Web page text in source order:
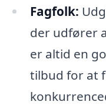
Fagfolk:
der udfører
er altid en
tilbud for at